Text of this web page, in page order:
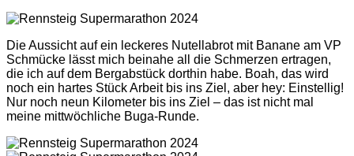
Die Aussicht auf ein leckeres Nutellabrot mit Banane am VP
Schmücke lässt mich beinahe all die Schmerzen ertragen,
die ich auf dem Bergabstück dorthin habe. Boah, das wird
noch ein hartes Stück Arbeit bis ins Ziel, aber hey: Einstellig!
Nur noch neun Kilometer bis ins Ziel – das ist nicht mal
meine mittwöchliche Buga-Runde.